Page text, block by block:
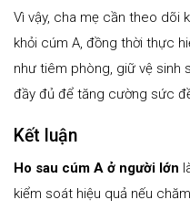
Vì vậy, cha mẹ cần theo dõi
khỏi cúm A, đồng thời thực
như tiêm phòng, giữ vệ sinh
đầy đủ để tăng cường sức
Kết luận
Ho sau cúm A ở người lớn
kiểm soát hiệu quả nếu